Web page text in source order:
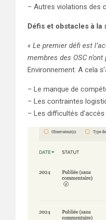
– Autres violations des
Défis et obstacles à
« Le premier défi est
membres des OSC
Environnement. A cela
– Le manque de
– Les contraintes
– Les difficultés